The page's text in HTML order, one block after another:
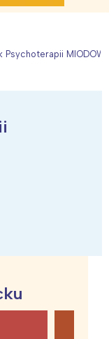
Psychoterapii